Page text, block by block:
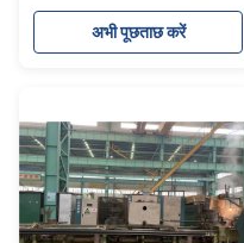
अभी पूछताछ करें